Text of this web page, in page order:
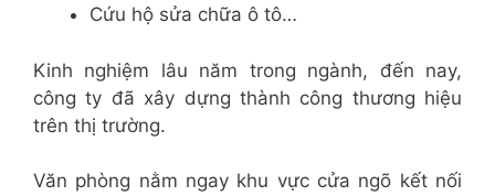
Cứu hộ sửa chữa ô tô…
Kinh nghiệm lâu năm trong ngành, đến nay,
công ty đã xây dựng thành công thương hiệu
trên thị trường.
Văn phòng nằm ngay khu vực cửa ngõ kết nối